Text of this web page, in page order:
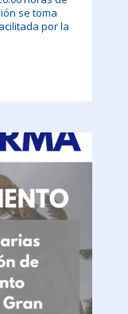
se toma
por la